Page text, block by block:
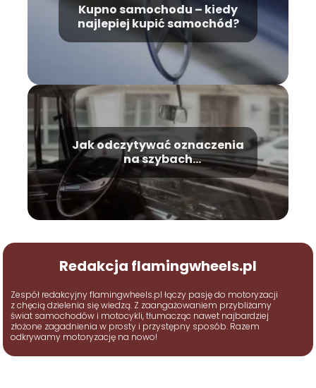
Kupno samochodu – kiedy
najlepiej kupić samochód?
Jak odczytywać oznaczenia
na szybach
samochodowych?
Redakcja flamingwheels.pl
Zespół redakcyjny flamingwheels.pl łączy pasję do motoryzacji
z chęcią dzielenia się wiedzą. Z zaangażowaniem przybliżamy
świat samochodów i motocykli, tłumacząc nawet najbardziej
złożone zagadnienia w prosty i przystępny sposób. Razem
odkrywamy motoryzację na nowo!